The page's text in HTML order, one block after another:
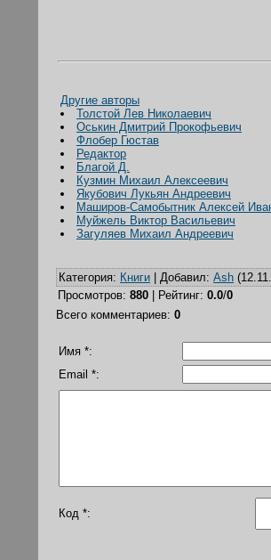
Другие авторы
Толстой Лев Николаевич
Оськин Дмитрий Прокофьевич
Флобер Гюстав
Редактор
Благой Д.
Кузмин Михаил Алексеевич
Якубович Лукьян Андреевич
Маширов-Самобытник Алексей
Муйжель Виктор Васильевич
Загуляев Михаил Андреевич
Категория: Книги Добавил: Ash
Просмотров: 880 Рейтинг: 0.0/0
Всего комментариев: 0
Имя *:
Email *:
Код *: